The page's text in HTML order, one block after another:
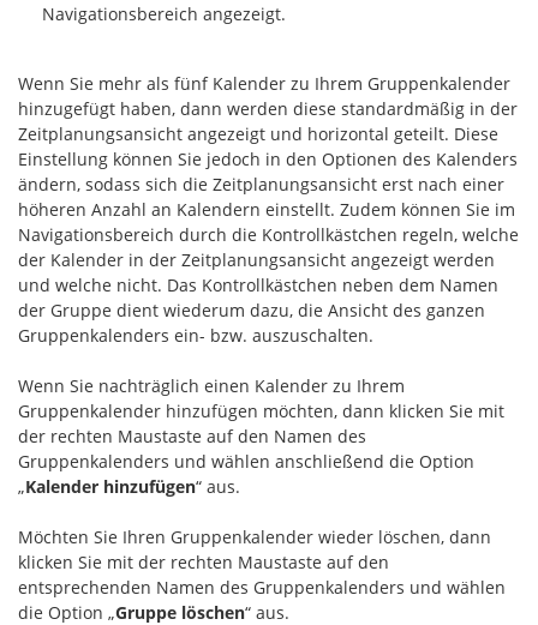
Navigationsbereich angezeigt.
Wenn Sie mehr als fünf Kalender zu Ihrem Gruppenkalender
hinzugefügt haben, dann werden diese standardmäßig in der
Zeitplanungsansicht angezeigt und horizontal geteilt. Diese
Einstellung können Sie jedoch in den Optionen des Kalenders
ändern, sodass sich die Zeitplanungsansicht erst nach einer
höheren Anzahl an Kalendern einstellt. Zudem können Sie im
Navigationsbereich durch die Kontrollkästchen regeln, welche
der Kalender in der Zeitplanungsansicht angezeigt werden
und welche nicht. Das Kontrollkästchen neben dem Namen
der Gruppe dient wiederum dazu, die Ansicht des ganzen
Gruppenkalenders ein- bzw. auszuschalten.
Wenn Sie nachträglich einen Kalender zu Ihrem
Gruppenkalender hinzufügen möchten, dann klicken Sie mit
der rechten Maustaste auf den Namen des
Gruppenkalenders und wählen anschließend die Option
„Kalender hinzufügen“ aus.
Möchten Sie Ihren Gruppenkalender wieder löschen, dann
klicken Sie mit der rechten Maustaste auf den
entsprechenden Namen des Gruppenkalenders und wählen
die Option „Gruppe löschen“ aus.